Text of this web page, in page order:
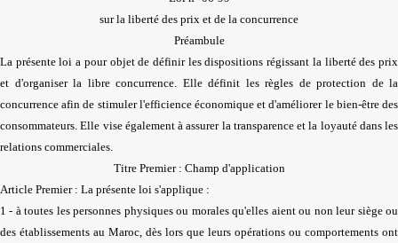
sur la liberté des prix et de la concurrence
Préambule
La présente loi a pour objet de définir les dispositions régissant la liberté des prix
et d'organiser la libre concurrence. Elle définit les règles de protection de la
concurrence afin de stimuler l'efficience économique et d'améliorer le bien-être des
consommateurs. Elle vise également à assurer la transparence et la loyauté dans les
relations commerciales.
Titre Premier : Champ d'application
Article Premier : La présente loi s'applique :
1 - à toutes les personnes physiques ou morales qu'elles aient ou non leur siège ou
des établissements au Maroc, dès lors que leurs opérations ou comportements ont